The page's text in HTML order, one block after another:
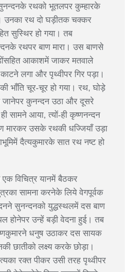
सुनन्दनके रथको भूतलपर कुम्हारके
उनका रथ दो घड़ीतक चक्कर
सुस्थिर हो गया। तब
रथपर बाण मारा। उस बाणसे
आकाशमें जाकर मतवाले
लगा और पृथ्वीपर गिर पड़ा।
भाँति चूर-चूर हो गया। रथ, घोड़े
जानेपर कुनन्दन उठा और दूसरे
सामने आया, त्यों-ही कृष्णनन्दन
मारकर उसके रथकी धज्जियाँ उड़ा
दैत्यकुमारके सात रथ नष्ट हो
विचित्र यानमें बैठकर
सामना करनेके लिये वेगपूर्वक
सुनन्दनको युद्धस्थलमें दस बाण
होनेपर उन्हें बड़ी वेदना हुई। तब
धनुष उठाकर दस सायक
छातीको लक्ष्य करके छोड़ा।
रक्त पीकर उसी तरह पृथ्वीपर